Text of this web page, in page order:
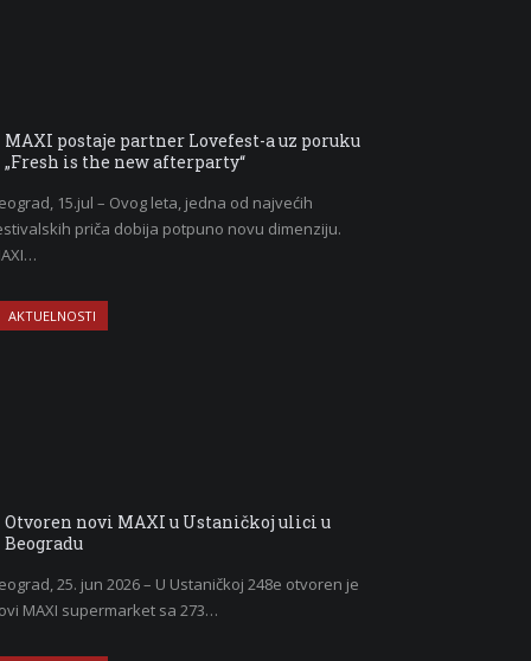
MAXI postaje partner Lovefest-a uz poruku
„Fresh is the new afterparty“
15.jul – Ovog leta, jedna od najvećih
priča dobija potpuno novu dimenziju.
AKTUELNOSTI
Otvoren novi MAXI u Ustaničkoj ulici u
Beogradu
25. jun 2026 – U Ustaničkoj 248e otvoren je
MAXI supermarket sa 273…